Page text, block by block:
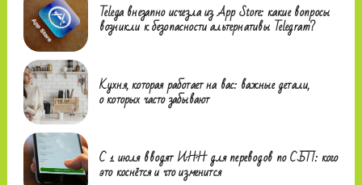
Telega внезапно исчезла из App Store: какие вопросы
возникли к безопасности альтернативы Telegram?
Кухня, которая работает на вас: важные детали,
о которых часто забывают
С 1 июля вводят ИНН для переводов по СБП: кого
это коснётся и что изменится